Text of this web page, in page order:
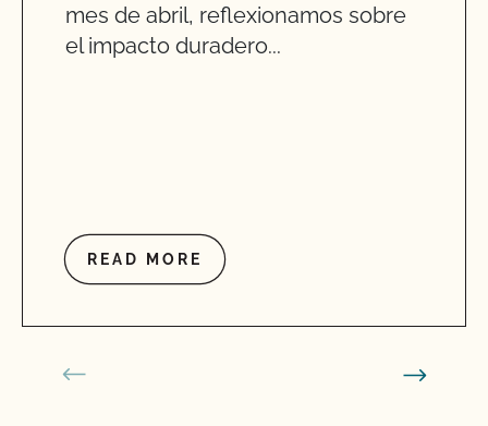
mes de abril, reflexionamos sobre
el impacto duradero...
READ MORE